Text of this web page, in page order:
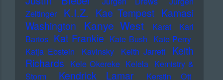
Zeltinger
K.I.Z. Kae Tempest Kamasi
Washington
Kanye West Karat
Karl
Bartos Kat Frankie Kate Bush Kate Perry
Katja Ebstein
Kavinsky Keith Jarrett
Keith
Richards Kele Okereke Kelela Kemistry &
Storm
Kendrick Lamar
Kerstin Ott